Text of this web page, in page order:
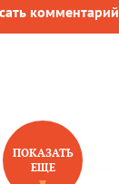
комментарий
НА САЙТЕ
ПОКАЗАТЬ
ЕЩЕ